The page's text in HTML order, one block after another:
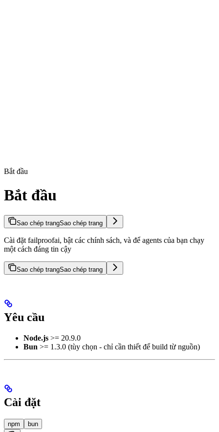
Bắt đầu
Bắt đầu
Sao chép trangSao chép trang
Cài đặt failproofai, bật các chính sách, và để agents của bạn chạy
một cách đáng tin cậy
Sao chép trangSao chép trang
Yêu cầu
Node.js >= 20.9.0
Bun >= 1.3.0 (tùy chọn - chỉ cần thiết để build từ nguồn)
Cài đặt
npm bun